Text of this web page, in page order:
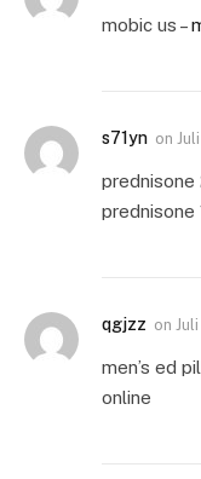
mobic us –
s71yn on
prednisone
prednisone
qgjzz on
men’s ed
online